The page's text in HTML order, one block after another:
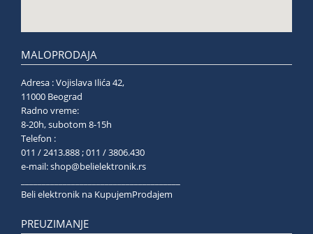
MALOPRODAJA
Adresa : Vojislava Ilića 42,
11000 Beograd
Radno vreme:
8-20h, subotom 8-15h
Telefon :
011 / 2413.888 ; 011 / 3806.430
e-mail:shop@belielektronik.rs
Beli elektronik na KupujemProdajem
PREUZIMANJE